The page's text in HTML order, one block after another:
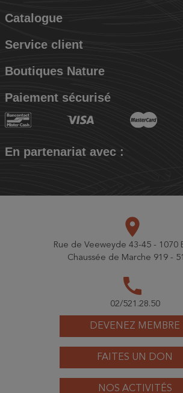
Catalogue
Service client
Boutiques Nature
Paiement sécurisé
En partenariat avec :
DEVENEZ MEMBRE
FAITES UN DON
NOS ACTIVITÉS
place
Rue de Veeweyde 43-45 - 1070
Chaussée de Marche 919 -
call
02/521.28.50